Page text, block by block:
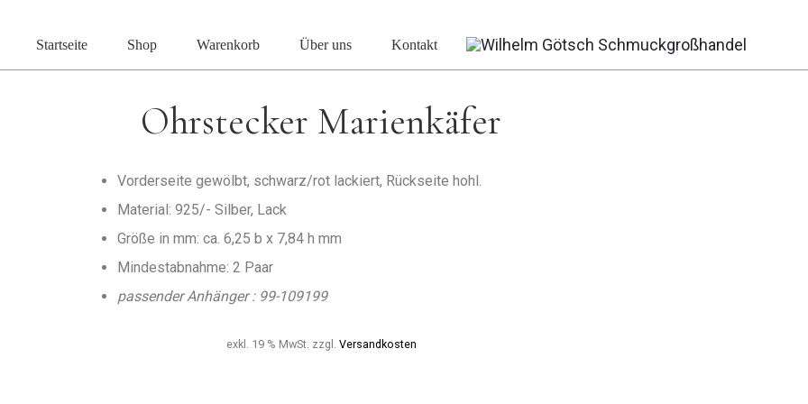
Startseite Shop Warenkorb Über uns Kontakt
Ohrstecker Marienkäfer
Vorderseite gewölbt, schwarz/rot lackiert, Rückseite hohl.
Material: 925/- Silber, Lack
Größe in mm: ca. 6,25 b x 7,84 h mm
Mindestabnahme: 2 Paar
passender Anhänger : 99-109199
exkl. 19 % MwSt. zzgl. Versandkosten